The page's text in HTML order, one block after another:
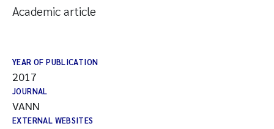
Academic article
YEAR OF PUBLICATION
2017
JOURNAL
VANN
EXTERNAL WEBSITES